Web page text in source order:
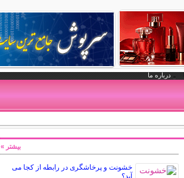
درباره ما
خشونت و پرخاشگری در رابطه از کجا می
آید؟
بیشتر »